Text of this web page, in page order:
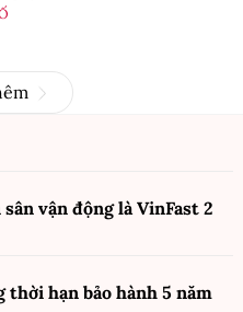
vận động là VinFast2
hạn bảo hành 5 năm